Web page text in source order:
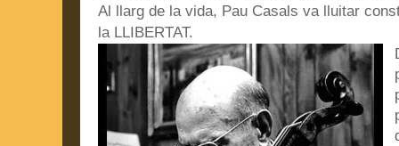
Al llarg de la vida, Pau Casals va lluitar
la LLIBERTAT.